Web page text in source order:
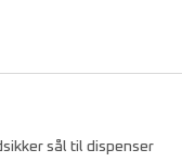
sål til dispenser